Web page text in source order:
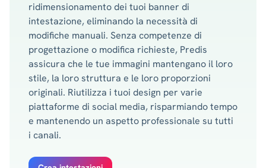
ridimensionamento dei tuoi banner di
intestazione, eliminando la necessità di
modifiche manuali. Senza competenze di
progettazione o modifica richieste, Predis
assicura che le tue immagini mantengano il loro
stile, la loro struttura e le loro proporzioni
originali. Riutilizza i tuoi design per varie
piattaforme di social media, risparmiando tempo
e mantenendo un aspetto professionale su tutti
i canali.